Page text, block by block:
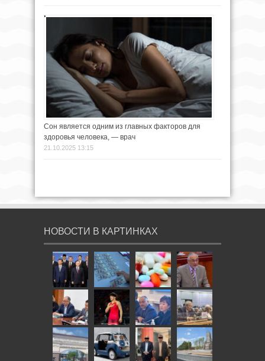
Сон является одним из главных факторов для
здоровья человека, — врач
21.10.2025 13:15
НОВОСТИ В КАРТИНКАХ